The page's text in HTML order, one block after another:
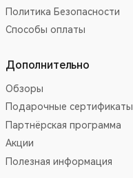
Политика Безопасности
Способы оплаты
Дополнительно
Обзоры
Подарочные сертификаты
Партнёрская программа
Акции
Полезная информация